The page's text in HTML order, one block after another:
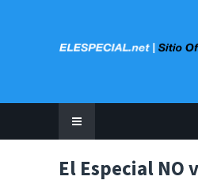
El Especial NO